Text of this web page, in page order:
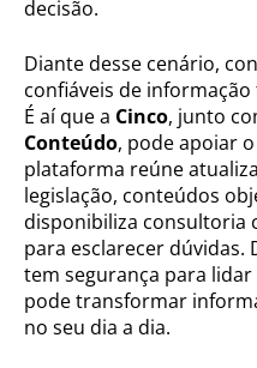
decisão.
Diante desse cenário,
confiáveis de
É aí que a Cinco, junto
Conteúdo, pode apoiar
plataforma reúne
legislação, conteúdos
disponibiliza consultoria
para esclarecer dúvidas.
tem segurança para
pode transformar
no seu dia a dia.